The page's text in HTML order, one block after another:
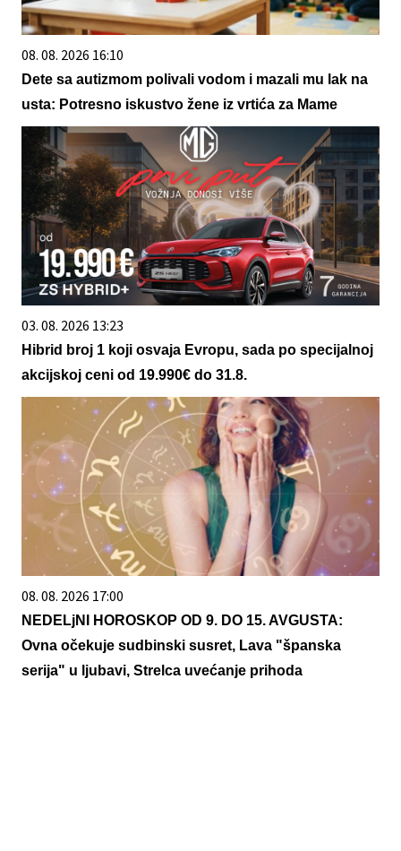
08. 08. 2026 16:10
Dete sa autizmom polivali vodom i mazali mu lak na
usta: Potresno iskustvo žene iz vrtića za Mame
03. 08. 2026 13:23
Hibrid broj 1 koji osvaja Evropu, sada po specijalnoj
akcijskoj ceni od 19.990€ do 31.8.
08. 08. 2026 17:00
NEDELjNI HOROSKOP OD 9. DO 15. AVGUSTA:
Ovna očekuje sudbinski susret, Lava "španska
serija" u ljubavi, Strelca uvećanje prihoda